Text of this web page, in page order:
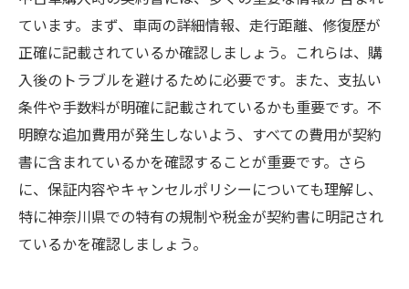
ています。まず、車両の詳細情報、走行距離、修復歴が
正確に記載されているか確認しましょう。これらは、購
入後のトラブルを避けるために必要です。また、支払い
条件や手数料が明確に記載されているかも重要です。不
明瞭な追加費用が発生しないよう、すべての費用が契約
書に含まれているかを確認することが重要です。さら
に、保証内容やキャンセルポリシーについても理解し、
特に神奈川県での特有の規制や税金が契約書に明記され
ているかを確認しましょう。